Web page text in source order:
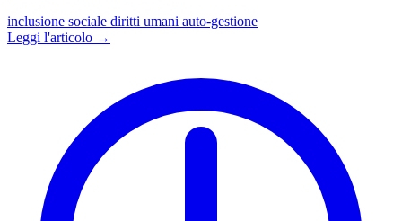
inclusione sociale diritti umani auto-gestione
Leggi l'articolo →